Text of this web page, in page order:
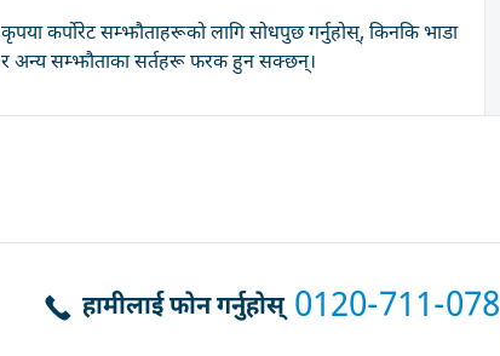
कृपया कर्पोरेट सम्झौताहरूको लागि सोधपुछ गर्नुहोस्, किनकि भाडा
र अन्य सम्झौताका सर्तहरू फरक हुन सक्छन्।
हामीलाई फोन गर्नुहोस् 0120-711-078